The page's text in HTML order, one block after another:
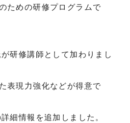
ための研修プログラムで
研修講師として加わりまし
表現力強化などが得意で
細情報を追加しました。